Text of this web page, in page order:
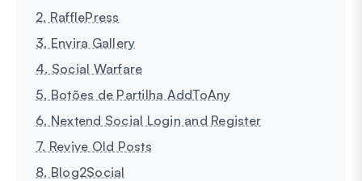
2. RafflePress
3. Envira Gallery
4. Social Warfare
5. Botões de Partilha AddToAny
6. Nextend Social Login and Register
7. Revive Old Posts
8. Blog2Social